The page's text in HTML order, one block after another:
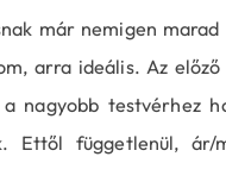
már nemigen
arra ideális. Az
nagyobb testvérhez
Ettől függetlenül, ár/